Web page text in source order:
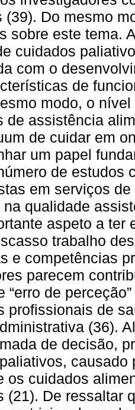
(39). Do mesmo
sobre este tema.
cuidados
com o
de
modo, o
de assistência
de cuidar em
um papel
de estudos
em serviços
na qualidade
aspeto a ter
trabalho
e competências
parecem
“erro de
profissionais de
(36).
de decisão,
causado
os cuidados
(21). De ressaltar